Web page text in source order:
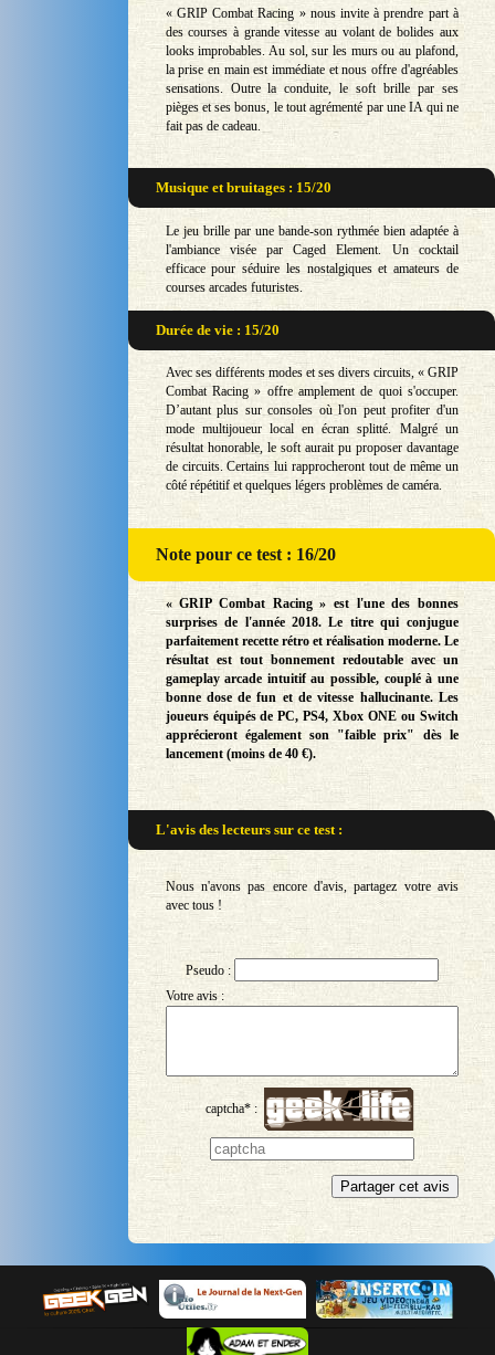
« GRIP Combat Racing » nous invite à prendre part à
des courses à grande vitesse au volant de bolides aux
looks improbables. Au sol, sur les murs ou au plafond,
la prise en main est immédiate et nous offre d'agréables
sensations. Outre la conduite, le soft brille par ses
pièges et ses bonus, le tout agrémenté par une IA qui ne
fait pas de cadeau.
Musique et bruitages : 15/20
Le jeu brille par une bande-son rythmée bien adaptée à
l'ambiance visée par Caged Element. Un cocktail
efficace pour séduire les nostalgiques et amateurs de
courses arcades futuristes.
Durée de vie : 15/20
Avec ses différents modes et ses divers circuits, « GRIP
Combat Racing » offre amplement de quoi s'occuper.
D’autant plus sur consoles où l'on peut profiter d'un
mode multijoueur local en écran splitté. Malgré un
résultat honorable, le soft aurait pu proposer davantage
de circuits. Certains lui rapprocheront tout de même un
côté répétitif et quelques légers problèmes de caméra.
Notepour ce test : 16/20
« GRIP Combat Racing » est l'une des bonnes
surprises de l'année 2018. Le titre qui conjugue
parfaitement recette rétro et réalisation moderne. Le
résultat est tout bonnement redoutable avec un
gameplay arcade intuitif au possible, couplé à une
bonne dose de fun et de vitesse hallucinante. Les
joueurs équipés de PC, PS4, Xbox ONE ou Switch
apprécieront également son "faible prix" dès le
lancement (moins de 40 €).
L'avis des lecteurs surce test :
Nous n'avons pas encore d'avis, partagez votre avis
avec tous !
Pseudo :
Votre avis :
captcha* :